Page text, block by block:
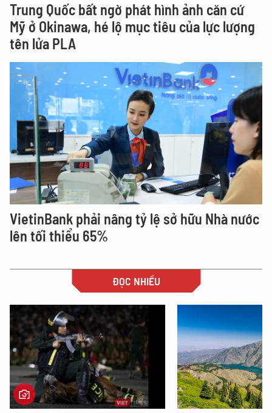
Trung Quốc bất ngờ phát hình ảnh căn cứ
Mỹ ở Okinawa, hé lộ mục tiêu của lực lượng
tên lửa PLA
VietinBank phải nâng tỷ lệ sở hữu Nhà nước
lên tối thiểu 65%
ĐỌC NHIỀU